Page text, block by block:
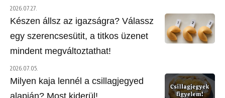
2026.07.27.
Készen állsz az igazságra? Válassz
egy szerencsesütit, a titkos üzenet
mindent megváltoztathat!
2026.07.05.
Milyen kaja lennél a csillagjegyed
alapján? Most kiderül!